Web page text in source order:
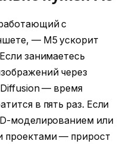
с
— M5 ускорит
занимаетесь
через
— время
в пять раз. Если
моделированием или
проектами — прирост